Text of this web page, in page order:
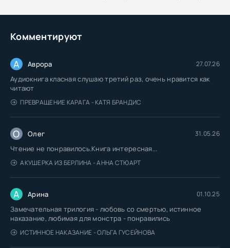
Комментируют
А Аврора 27.07.26
Аудиокнига класная слушаю третий раз, очень нравится как
читают
ПРЕВРАЩЕНИЕ КАРАГА - КАТЯ БРАНДИС
О Олег 31.05.26
Чтение не понравилось.Книга интересная...
АКУШЕРКА ИЗ БЕРЛИНА - АННА СТЮАРТ
А Арина 01.10.25
Замечательная трилогия - любовь со смертью, истинное
наказание, любимая для монстра - понравились
ИСТИННОЕ НАКАЗАНИЕ - ОЛЬГА ГУСЕЙНОВА